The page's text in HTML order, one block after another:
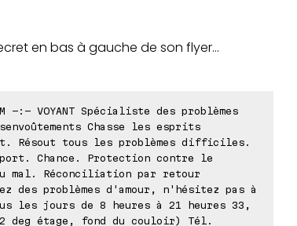
en bas à gauche de son flyer...
-:- VOYANT Spécialiste des problèmes
Chasse les esprits
Résout tous les problèmes difficiles.
Sport. Chance. Protection contre le
mal. Réconciliation par retour
des problèmes d'amour, n'hésitez pas à
les jours de 8 heures à 21 heures 33,
( 2 deg étage, fond du couloir) Tél.